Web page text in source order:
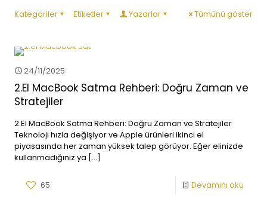
Kategoriler Etiketler Yazarlar Tümünü göster
24/11/2025
2.El MacBook Satma Rehberi: Doğru Zaman ve
Stratejiler
2.El MacBook Satma Rehberi: Doğru Zaman ve Stratejiler
Teknoloji hızla değişiyor ve Apple ürünleri ikinci el
piyasasında her zaman yüksek talep görüyor. Eğer elinizde
kullanmadığınız ya […]
65 Devamını oku